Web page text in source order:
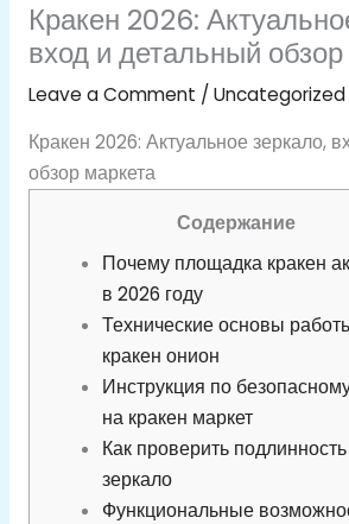
Кракен 2026:
вход и детальный
Leave a Comment / Uncategorized
Кракен 2026: Актуальное зеркало,
обзор маркета
Содержание
Почему площадка кракен
в 2026 году
Технические основы
кракен онион
Инструкция по
на кракен маркет
Как проверить
зеркало
Функциональные